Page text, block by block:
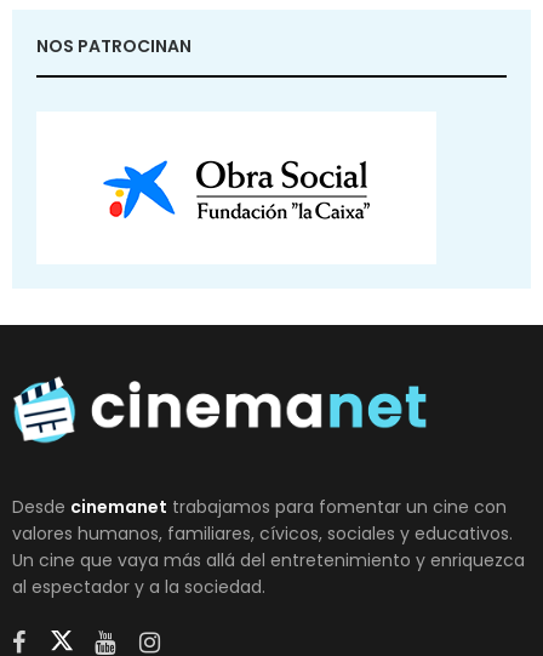
NOS PATROCINAN
Desde cinemanet trabajamos para fomentar un cine con
valores humanos, familiares, cívicos, sociales y educativos.
Un cine que vaya más allá del entretenimiento y enriquezca
al espectador y a la sociedad.